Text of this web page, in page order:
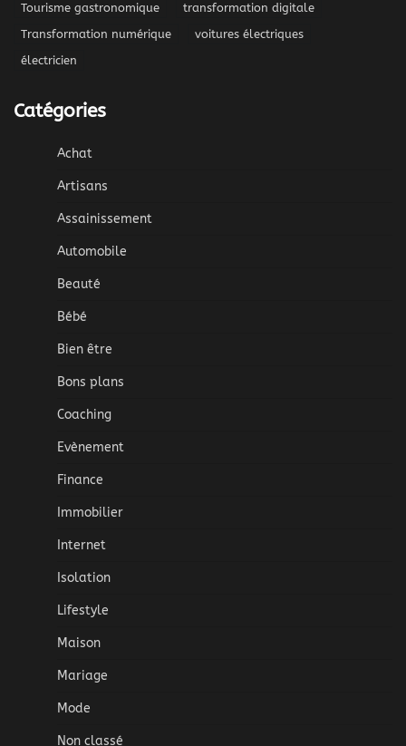
Tourisme gastronomique
transformation digitale
Transformation numérique
voitures électriques
électricien
Catégories
Achat
Artisans
Assainissement
Automobile
Beauté
Bébé
Bien être
Bons plans
Coaching
Evènement
Finance
Immobilier
Internet
Isolation
Lifestyle
Maison
Mariage
Mode
Non classé